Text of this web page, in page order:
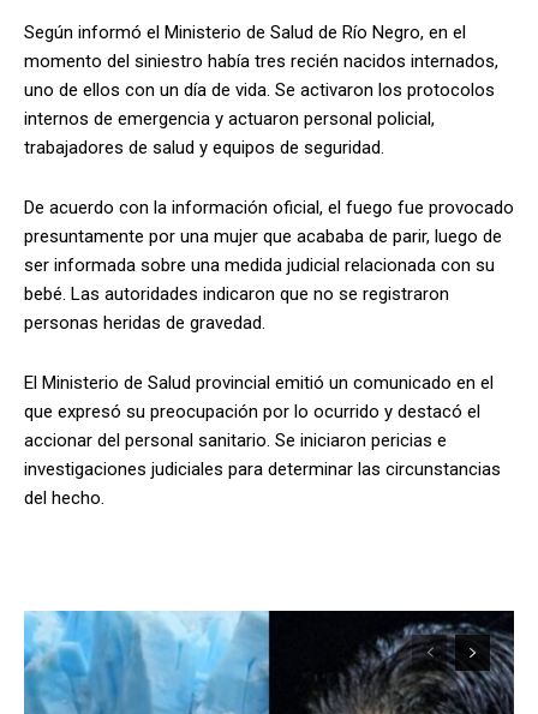
Según informó el Ministerio de Salud de Río Negro, en el
momento del siniestro había tres recién nacidos internados,
uno de ellos con un día de vida. Se activaron los protocolos
internos de emergencia y actuaron personal policial,
trabajadores de salud y equipos de seguridad.
De acuerdo con la información oficial, el fuego fue provocado
presuntamente por una mujer que acababa de parir, luego de
ser informada sobre una medida judicial relacionada con su
bebé. Las autoridades indicaron que no se registraron
personas heridas de gravedad.
El Ministerio de Salud provincial emitió un comunicado en el
que expresó su preocupación por lo ocurrido y destacó el
accionar del personal sanitario. Se iniciaron pericias e
investigaciones judiciales para determinar las circunstancias
del hecho.